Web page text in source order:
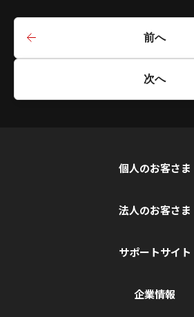
前へ
次へ
個人のお客さま
法人のお客さま
サポートサイト
企業情報